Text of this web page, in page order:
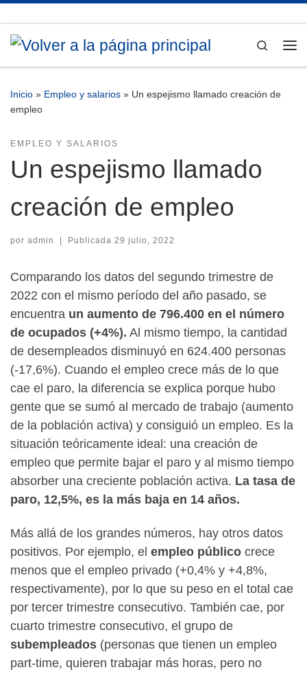
Search
Inicio » Empleo y salarios » Un espejismo llamado creación de
empleo
EMPLEO Y SALARIOS
Un espejismo llamado
creación de empleo
por admin | Publicada 29 julio, 2022
Comparando los datos del segundo trimestre de
2022 con el mismo período del año pasado, se
encuentra un aumento de 796.400 en el número
de ocupados (+4%). Al mismo tiempo, la cantidad
de desempleados disminuyó en 624.400 personas
(-17,6%). Cuando el empleo crece más de lo que
cae el paro, la diferencia se explica porque hubo
gente que se sumó al mercado de trabajo (aumento
de la población activa) y consiguió un empleo. Es la
situación teóricamente ideal: una creación de
empleo que permite bajar el paro y al mismo tiempo
absorber una creciente población activa. La tasa de
paro, 12,5%, es la más baja en 14 años.
Más allá de los grandes números, hay otros datos
positivos. Por ejemplo, el empleo público crece
menos que el empleo privado (+0,4% y +4,8%,
respectivamente), por lo que su peso en el total cae
por tercer trimestre consecutivo. También cae, por
cuarto trimestre consecutivo, el grupo de
subempleados (personas que tienen un empleo
part-time, quieren trabajar más horas, pero no